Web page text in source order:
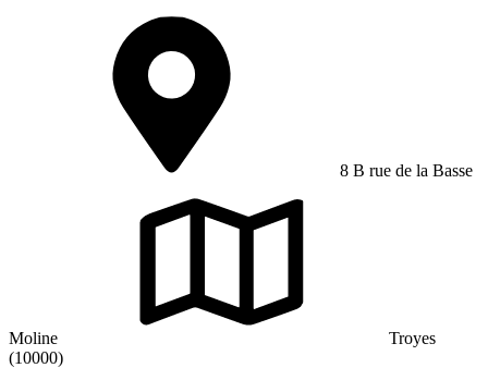
8 B rue de la Basse
Moline
Troyes
(10000)